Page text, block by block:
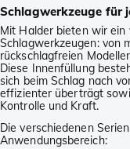
Schlagwerkzeuge für
Mit Halder bieten wir
Schlagwerkzeugen: von
rückschlagfreien
Diese Innenfüllung
sich beim Schlag nach
effizienter überträgt
Kontrolle und Kraft.
Die verschiedenen
Anwendungsbereich: